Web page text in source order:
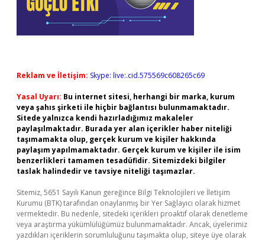
Reklam ve İletişim: Skype: live:.cid.575569c608265c69
Yasal Uyarı: Bu internet sitesi, herhangi bir marka, kurum
veya şahıs şirketi ile hiçbir bağlantısı bulunmamaktadır.
Sitede yalnızca kendi hazırladığımız makaleler
paylaşılmaktadır. Burada yer alan içerikler haber niteliği
taşımamakta olup, gerçek kurum ve kişiler hakkında
paylaşım yapılmamaktadır. Gerçek kurum ve kişiler ile isim
benzerlikleri tamamen tesadüfidir. Sitemizdeki bilgiler
taslak halindedir ve tavsiye niteliği taşımazlar.
Sitemiz, 5651 Sayılı Kanun gereğince Bilgi Teknolojileri ve İletişim
Kurumu (BTK) tarafından onaylanmış bir Yer Sağlayıcı olarak hizmet
vermektedir. Bu nedenle, sitedeki içerikleri proaktif olarak denetleme
veya araştırma yükümlülüğümüz bulunmamaktadır. Ancak, üyelerimiz
yazdıkları içeriklerin sorumluluğunu taşımakta olup, siteye üye olarak